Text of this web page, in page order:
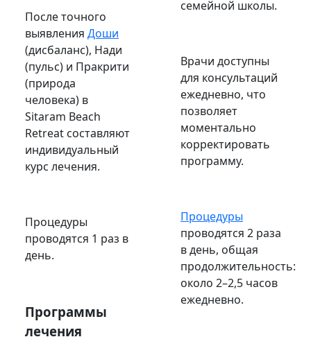
После точного
выявления Доши
(дисбаланс), Нади
(пульс) и Пракрити
(природа
человека) в
Sitaram Beach
Retreat составляют
индивидуальный
курс лечения.
Процедуры
проводятся 1 раз в
день.
Программы
лечения
семейной школы.
Врачи доступны
для консультаций
ежедневно, что
позволяет
моментально
корректировать
программу.
Процедуры
проводятся 2 раза
в день, общая
продолжительность:
около 2–2,5 часов
ежедневно.